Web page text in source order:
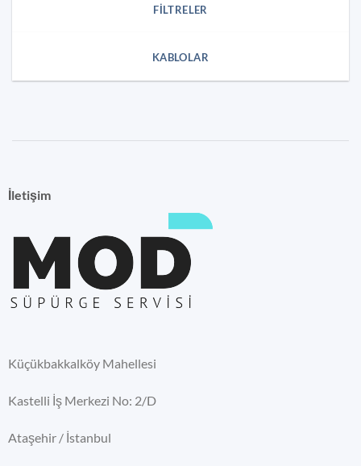
FILTRELER
KABLOLAR
İletişim
Küçükbakkalköy Mahellesi
Kastelli İş Merkezi No: 2/D
Ataşehir / İstanbul